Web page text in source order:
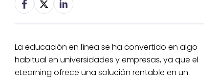
La educación en línea se ha convertido en algo
habitual en universidades y empresas, ya que el
eLearning ofrece una solución rentable en un